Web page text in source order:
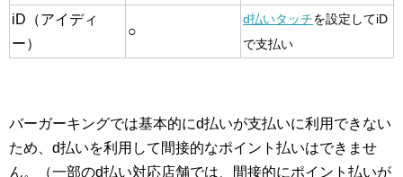
iD（アイディ
ー）
○
d払いタッチを設定してiD
で支払い
バーガーキングでは基本的にd払いが支払いに利用できない
ため、d払いを利用して間接的なポイント払いはできませ
ん。（一部のd払い対応店舗では、間接的にポイント払いが